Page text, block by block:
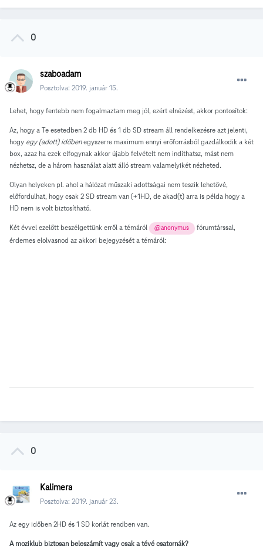
0
szaboadam
Posztolva: 2019. január 15.
Lehet, hogy fentebb nem fogalmaztam meg jól, ezért elnézést, akkor pontosítok:
Az, hogy a Te esetedben 2 db HD és 1 db SD stream áll rendelkezésre azt jelenti,
hogy egy (adott) időbenegyszerre maximum ennyi erőforrásból gazdálkodik a két
box, azaz ha ezek elfogynak akkor újabb felvételt nem indíthatsz, mást nem
nézhetsz, de a három használat alatt álló stream valamelyikét nézheted.
Olyan helyeken pl. ahol a hálózat műszaki adottságai nem teszik lehetővé,
előfordulhat, hogy csak 2 SD stream van (+1HD, de akad(t) arra is példa hogy a
HD nem is volt biztosítható.
Két évvel ezelőtt beszélgettünk erről a témáról @anonymus
fórumtárssal,
érdemes elolvasnod az akkori bejegyzését a témáról:
0
Kalimera
Posztolva: 2019. január 23.
Az egy időben 2HD és 1 SD korlát rendben van.
A moziklub biztosan beleszámít vagy csak a tévé csatornák?